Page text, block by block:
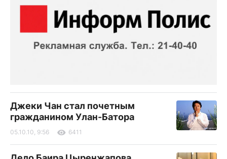
Джеки Чан стал почетным
гражданином Улан-Батора
05.10.10, 9:56 6411